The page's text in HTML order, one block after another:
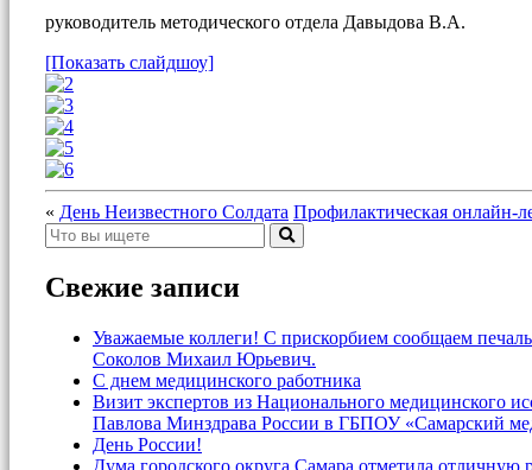
руководитель методического отдела Давыдова В.А.
[Показать слайдшоу]
« День Неизвестного Солдата Профилактическая
Свежие записи
Уважаемые коллеги! С прискорбием сообщаем
Соколов Михаил Юрьевич.
С днем медицинского работника
Визит экспертов из Национального
Павлова Минздрава России в ГБПОУ «Самарский
День России!
Дума городского округа Самара отметила